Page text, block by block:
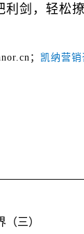
剑，轻松撩
； 凯纳营
三）